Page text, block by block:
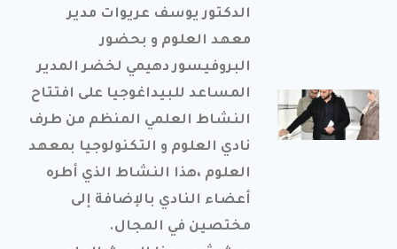
مستوى
الجامعية،
المكتبة
الرقمية
ووضعها
حيّز
الدكتور يوسف عريوات مدير
معهد العلوم و بحضور
البروفيسور دهيمي لخضر المدير
المساعد للبيداغوجيا على افتتاح
النشاط العلمي المنظم من طرف
نادي العلوم و التكنولوجيا بمعهد
العلوم ،هذا النشاط الذي أطره
أعضاء النادي بالإضافة إلى
مختصين في المجال.